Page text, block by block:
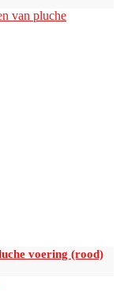
voering (rood)